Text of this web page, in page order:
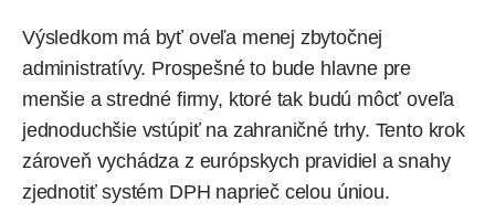
Výsledkom má byť oveľa menej zbytočnej
administratívy. Prospešné to bude hlavne pre
menšie a stredné firmy, ktoré tak budú môcť oveľa
jednoduchšie vstúpiť na zahraničné trhy. Tento krok
zároveň vychádza z európskych pravidiel a snahy
zjednotiť systém DPH naprieč celou úniou.